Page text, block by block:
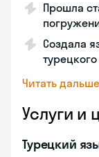
Прошла
Создала
Читать дальше
Услуги и
Турецкий